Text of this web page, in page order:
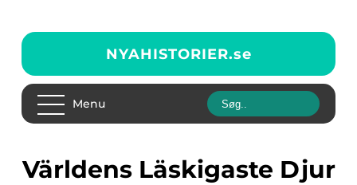
NYAHISTORIER.se
Menu
Världens Läskigaste Djur